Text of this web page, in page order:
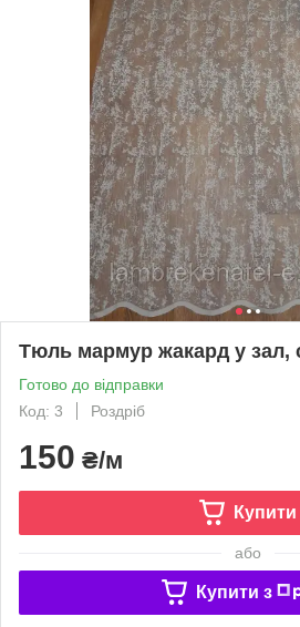
Тюль мармур жакард у зал,
Готово до відправки
Код: 3
Роздріб
150 ₴/м
Купити
або
Купити з